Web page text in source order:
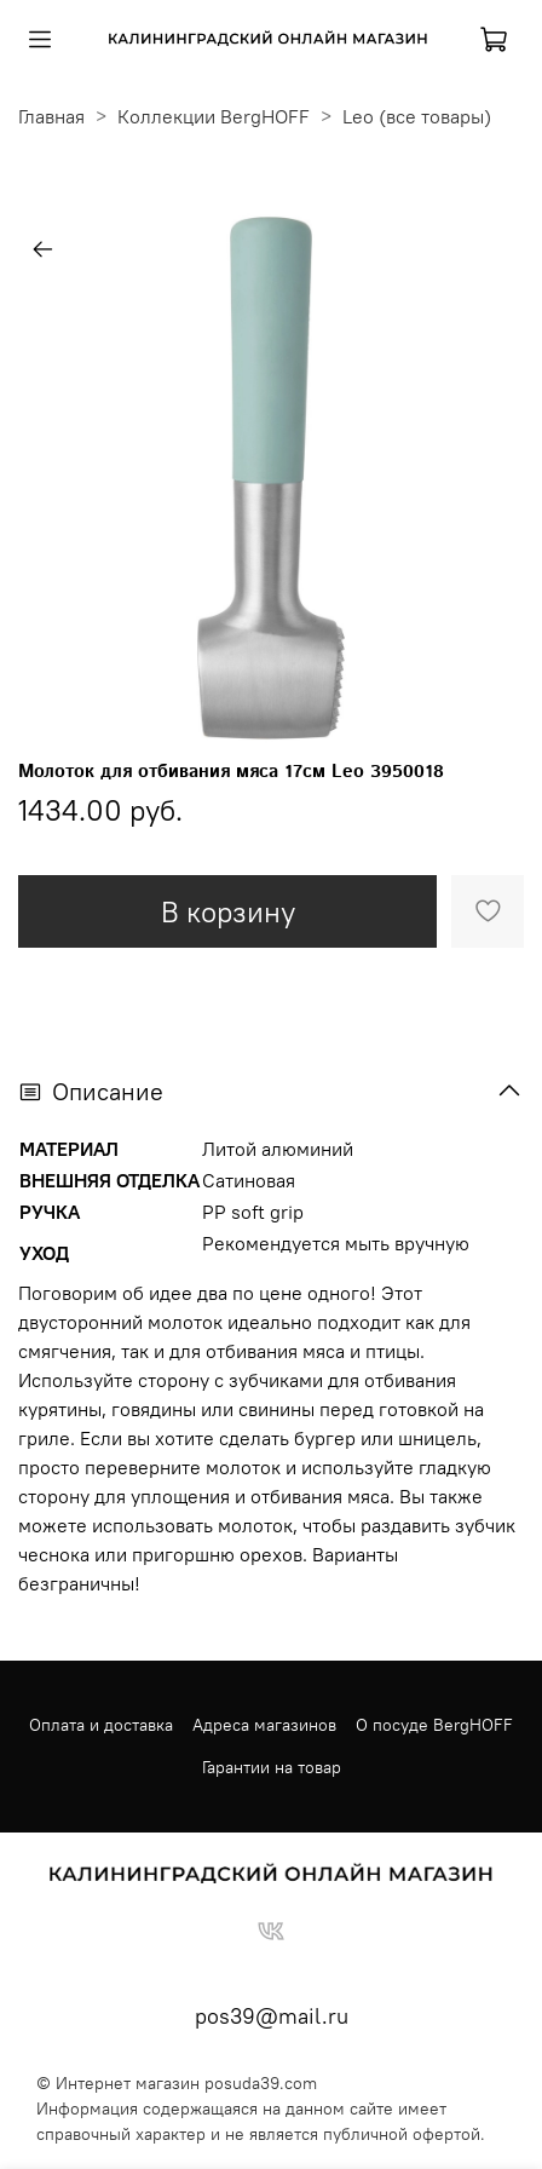
Главная Коллекции BergHOFF Leo (все товары)
Молоток для отбивания мяса 17см Leo 3950018
1434.00 руб.
В корзину
Описание
МАТЕРИАЛ
Литой алюминий
ВНЕШНЯЯ ОТДЕЛКАСатиновая
РУЧКА
PP soft grip
УХОД
Рекомендуется мыть вручную
Поговорим об идее два по цене одного! Этот
двусторонний молоток идеально подходит как для
смягчения, так и для отбивания мяса и птицы.
Используйте сторону с зубчиками для отбивания
курятины, говядины или свинины перед готовкой на
гриле. Если вы хотите сделать бургер или шницель,
просто переверните молоток и используйте гладкую
сторону для уплощения и отбивания мяса. Вы также
можете использовать молоток, чтобы раздавить зубчик
чеснока или пригоршню орехов. Варианты
безграничны!
Оплата и доставка Адреса магазинов
О посуде BergHOFF
Гарантии на товар
pos39@mail.ru
© Интернет магазин posuda39.com
Информация содержащаяся на данном сайте имеет
справочный характер и не является публичной офертой.